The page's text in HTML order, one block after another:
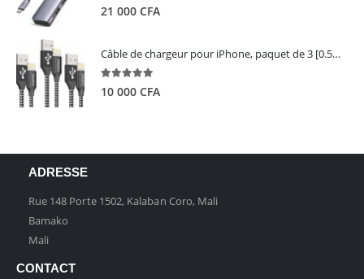
5.00out of 5
21 000 CFA
Câble de chargeur pour iPhone, paquet de 3 [0.5M 1M 2M] - GIANAC
10 000 CFA
ADRESSE
Rue 148 Porte 1502, Kalaban Coro, Mali
Bamako
Mali
CONTACT